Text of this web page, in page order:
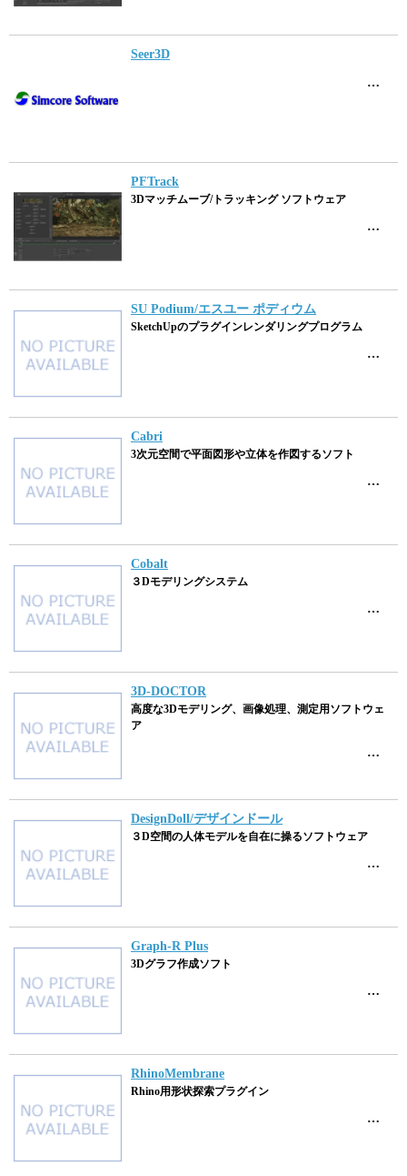
Seer3D
…
PFTrack
3Dマッチムーブ/トラッキング ソフトウェア
…
SU Podium/エスユー ポディウム
SketchUpのプラグインレンダリングプログラム
…
Cabri
3次元空間で平面図形や立体を作図するソフト
…
Cobalt
３Dモデリングシステム
…
3D-DOCTOR
高度な3Dモデリング、画像処理、測定用ソフトウェ
ア
…
DesignDoll/デザインドール
３D空間の人体モデルを自在に操るソフトウェア
…
Graph-R Plus
3Dグラフ作成ソフト
…
RhinoMembrane
Rhino用形状探索プラグイン
…